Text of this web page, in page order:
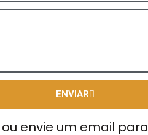
ENVIAR
ou envie um email para